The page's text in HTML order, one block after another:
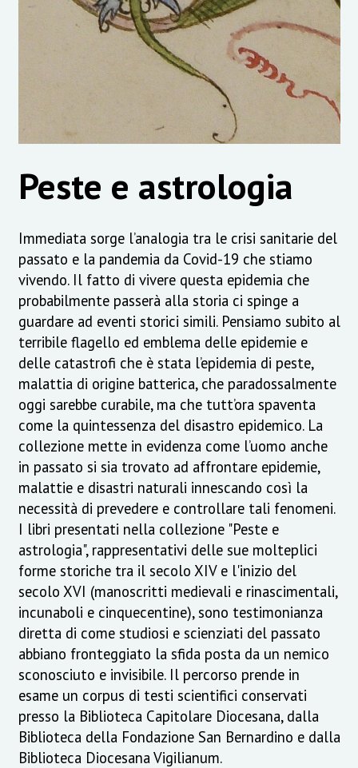
Peste e astrologia
Immediata sorge l’analogia tra le crisi sanitarie del
passato e la pandemia da Covid-19 che stiamo
vivendo. Il fatto di vivere questa epidemia che
probabilmente passerà alla storia ci spinge a
guardare ad eventi storici simili. Pensiamo subito al
terribile flagello ed emblema delle epidemie e
delle catastrofi che è stata l’epidemia di peste,
malattia di origine batterica, che paradossalmente
oggi sarebbe curabile, ma che tutt’ora spaventa
come la quintessenza del disastro epidemico. La
collezione mette in evidenza come l’uomo anche
in passato si sia trovato ad affrontare epidemie,
malattie e disastri naturali innescando così la
necessità di prevedere e controllare tali fenomeni.
I libri presentati nella collezione "Peste e
astrologia", rappresentativi delle sue molteplici
forme storiche tra il secolo XIV e l'inizio del
secolo XVI (manoscritti medievali e rinascimentali,
incunaboli e cinquecentine), sono testimonianza
diretta di come studiosi e scienziati del passato
abbiano fronteggiato la sfida posta da un nemico
sconosciuto e invisibile. Il percorso prende in
esame un corpus di testi scientifici conservati
presso la Biblioteca Capitolare Diocesana, dalla
Biblioteca della Fondazione San Bernardino e dalla
Biblioteca Diocesana Vigilianum.